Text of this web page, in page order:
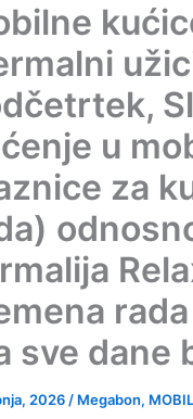
u
za
sve dane
2026 / Megabon,